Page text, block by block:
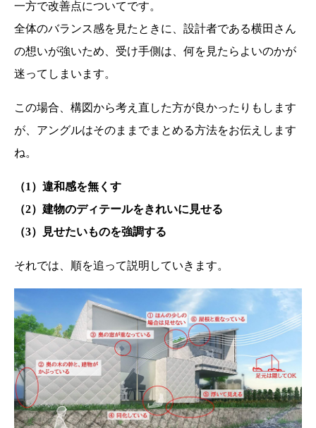
一方で改善点についてです。
全体のバランス感を見たときに、設計者である横田さん
の想いが強いため、受け手側は、何を見たらよいのかが
迷ってしまいます。
この場合、構図から考え直した方が良かったりもします
が、アングルはそのままでまとめる方法をお伝えします
ね。
（1）違和感を無くす
（2）建物のディテールをきれいに見せる
（3）見せたいものを強調する
それでは、順を追って説明していきます。